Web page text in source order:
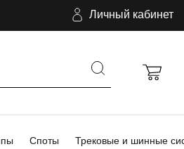
Личный кабинет
Споты Трековые и шинные